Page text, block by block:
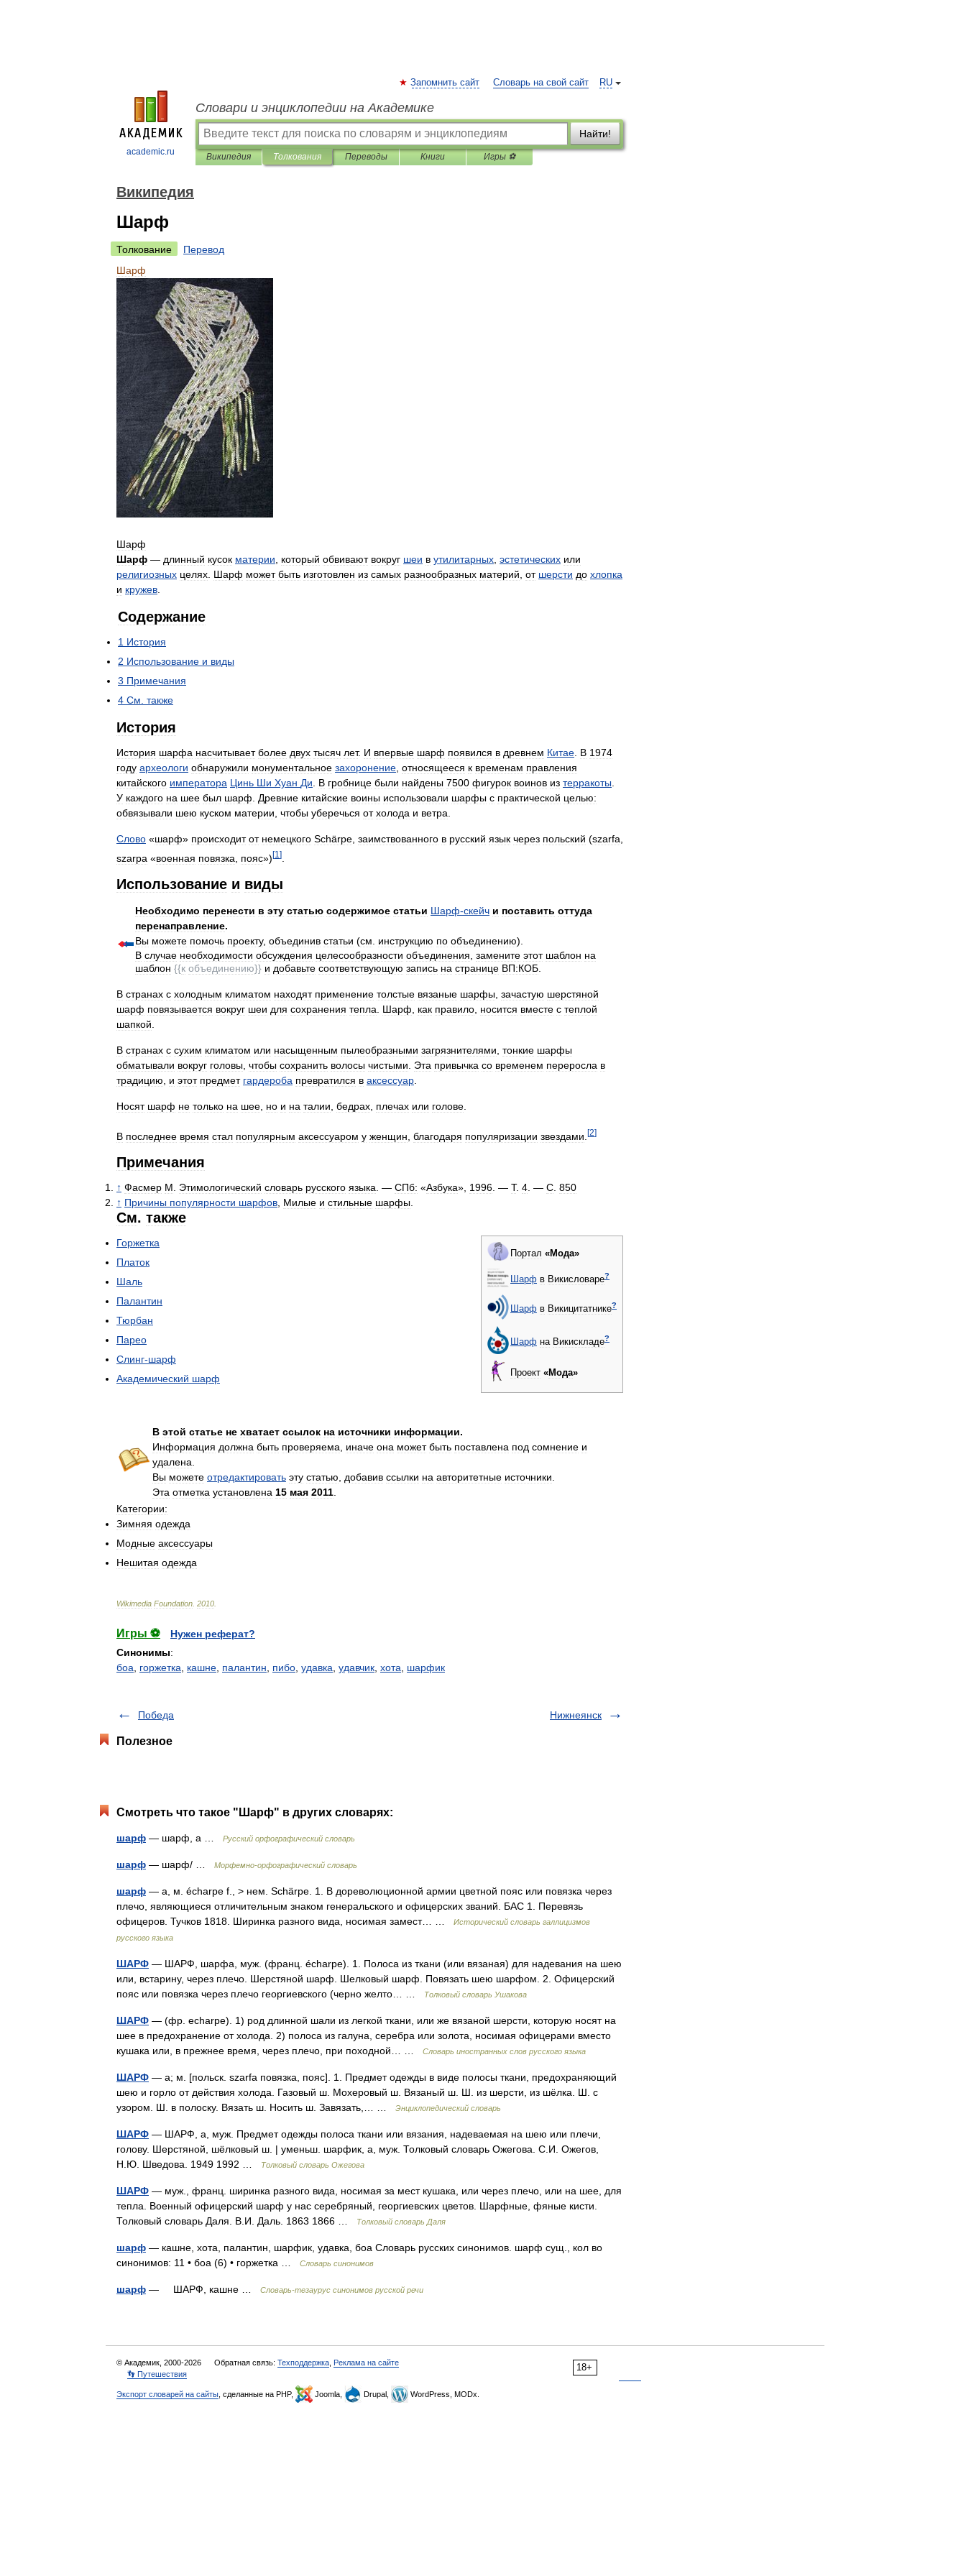
academic.ru
RU
Запомнить сайт Словарь на свой сайт
Словари и энциклопедии на Академике
Найти!
Википедия Толкования Переводы Книги Игры ⚽
Википедия
Шарф
Толкование
Перевод
Шарф
Шарф
Шарф — длинный кусок материи, который обвивают вокруг шеи в утилитарных, эстетических или
религиозных целях. Шарф может быть изготовлен из самых разнообразных материй, от шерсти до хлопка
и кружев.
Содержание
1 История
2 Использование и виды
3 Примечания
4 См. также
История
История шарфа насчитывает более двух тысяч лет. И впервые шарф появился в древнем Китае. В 1974
году археологи обнаружили монументальное захоронение, относящееся к временам правления
китайского императора Цинь Ши Хуан Ди. В гробнице были найдены 7500 фигурок воинов из терракоты.
У каждого на шее был шарф. Древние китайские воины использовали шарфы с практической целью:
обвязывали шею куском материи, чтобы уберечься от холода и ветра.
Слово «шарф» происходит от немецкого Schärpe, заимствованного в русский язык через польский (szarfa,
szarpa «военная повязка пояс») [1 ]
Использование и виды
Необходимо перенести в эту статью содержимое статьи Шарф-скейч и поставить оттуда
перенаправление.
Вы можете помочь проекту, объединив статьи (cм инструкцию по объединению).
В случае необходимости обсуждения целесообразности объединения замените этот шаблон на
шаблон {{к объединению}} и добавьте соответствующую запись на странице ВП:КОБ
В странах с холодным климатом находят применение толстые вязаные шарфы зачастую шерстяной
шарф повязывается вокруг шеи для сохранения тепла Шарф как правило носится вместе с теплой
шапкой
В странах с сухим климатом или насыщенным пылеобразными загрязнителями тонкие шарфы
обматывали вокруг головы чтобы сохранить волосы чистыми Эта привычка со временем переросла в
традицию
и этот предмет гардероба превратился в аксессуар
Носят шарф не только на шее но и на талии бедрах плечах или голове
В последнее время стал популярным аксессуаром у женщин благодаря популяризации звездами [2]
Примечания
↑ Фасмер М Этимологический словарь русского языка . — СПб: «Азбука», 1996 . — Т. 4 . — С 850
↑ Причины популярности шарфов Милые и стильные шарфы
См. также
Портал «Мода»
Шарф в Викисловаре?
Шарф в Викицитатнике?
Шарф на Викискладе?
Проект «Мода»
Горжетка
Платок
Шаль
Палантин
Тюрбан
Парео
Слинг-шарф
Академический шарф
В этой статье не хватает ссылок на источники информации.
Информация должна быть проверяема иначе она может быть поставлена под сомнение и
удалена
Вы можете отредактировать эту статью добавив ссылки на авторитетные источники
Эта отметка установлена 15 мая 2011
Категории:
Зимняя одежда
Модные аксессуары
Нешитая одежда
Wikimedia Foundation 2010
Игры ⚽
Нужен реферат?
Синонимы:
боа
горжетка кашне палантин пибо удавка удавчик хота шарфик
Победа Нижнеянск
Полезное
Смотреть что такое "Шарф" в других словарях:
шарф — шарф, а … Русский орфографический словарь
шарф — шарф/ … Морфемно-орфографический словарь
шарф — а, м. écharpe f., > нем. Schärpe. 1. В дореволюционной армии цветной пояс или повязка через
плечо, являющиеся отличительным знаком генеральского и офицерских званий. БАС 1. Перевязь
офицеров. Тучков 1818. Ширинка разного вида, носимая замест… …
Исторический словарь галлицизмов
русского языка
ШАРФ — ШАРФ, шарфа, муж. (франц. écharpe). 1. Полоса из ткани (или вязаная) для надевания на шею
или, встарину, через плечо. Шерстяной шарф. Шелковый шарф. Повязать шею шарфом. 2. Офицерский
пояс или повязка через плечо георгиевского (черно желто… …
Толковый словарь Ушакова
ШАРФ — (фр. echarpe). 1) род длинной шали из легкой ткани, или же вязаной шерсти, которую носят на
шее в предохранение от холода. 2) полоса из галуна, серебра или золота, носимая офицерами вместо
кушака или, в прежнее время, через плечо, при походной… …
Словарь иностранных слов русского языка
ШАРФ — а; м. [польск. szarfa повязка, пояс]. 1. Предмет одежды в виде полосы ткани, предохраняющий
шею и горло от действия холода. Газовый ш. Мохеровый ш. Вязаный ш. Ш. из шерсти, из шёлка. Ш. с
узором. Ш. в полоску. Вязать ш. Носить ш. Завязать,… …
Энциклопедический словарь
ШАРФ — ШАРФ, а, муж. Предмет одежды полоса ткани или вязания, надеваемая на шею или плечи,
голову. Шерстяной, шёлковый ш. | уменьш. шарфик, а, муж. Толковый словарь Ожегова. С.И. Ожегов,
Н.Ю. Шведова. 1949 1992 …
Толковый словарь Ожегова
ШАРФ — муж., франц. ширинка разного вида, носимая за мест кушака, или через плечо, или на шее, для
тепла. Военный офицерский шарф у нас серебряный, георгиевских цветов. Шарфные, фяные кисти.
Толковый словарь Даля. В.И. Даль. 1863 1866 …
Толковый словарь Даля
шарф — кашне, хота, палантин, шарфик, удавка, боа Словарь русских синонимов. шарф сущ., кол во
синонимов: 11 • боа (6) • горжетка …
Словарь синонимов
шарф — ШАРФ, кашне … Словарь-тезаурус синонимов русской речи
18+
© Академик, 2000-2026 Обратная связь: Техподдержка Реклама на сайте
👣 Путешествия
Экспорт словарей на сайты , сделанные на PHP, Joomla, Drupal, WordPress, MODx.